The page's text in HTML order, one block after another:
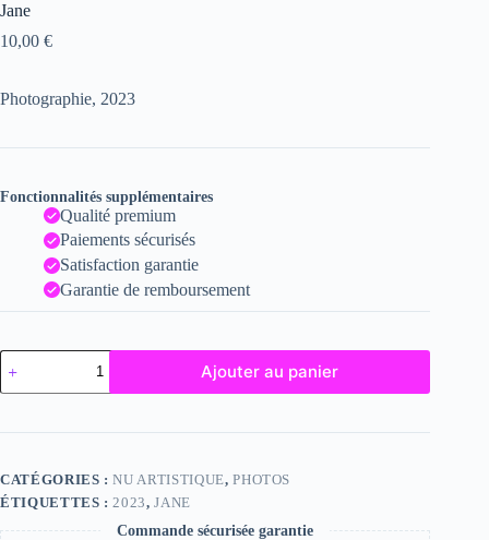
Jane
10,00 €
Photographie, 2023
Fonctionnalités supplémentaires
Qualité premium
Paiements sécurisés
Satisfaction garantie
Garantie de remboursement
quantité
de
Jane
Ajouter au panier
CATÉGORIES :NU ARTISTIQUE,PHOTOS
ÉTIQUETTES : 2023,JANE
Commande sécurisée garantie